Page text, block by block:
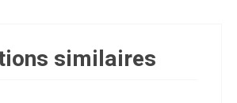
similaires